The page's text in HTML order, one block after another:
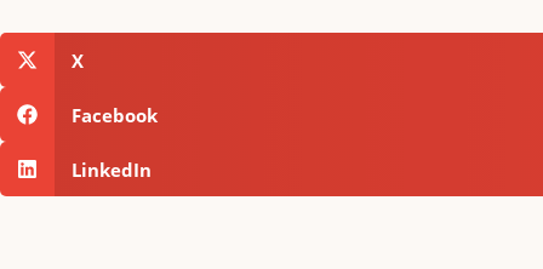
X
Facebook
LinkedIn